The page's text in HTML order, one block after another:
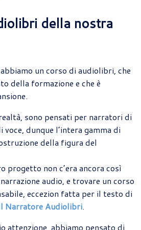
della nostra
un corso di audiolibri, che
della formazione e che è
sono pensati per narratori di
dunque l’intera gamma di
della figura del
progetto non c’era ancora così
audio, e trovare un corso
eccezion fatta per il testo di
Narratore Audiolibri.
attenzione, abbiamo pensato di